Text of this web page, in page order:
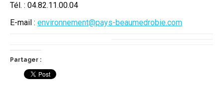
Tél. : 04.82.11.00.04
E-mail : environnement@pays-beaumedrobie.com
Partager :